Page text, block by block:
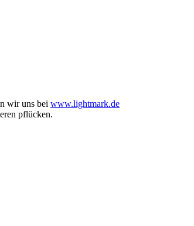
wir uns bei www.lightmark.de
pflücken.